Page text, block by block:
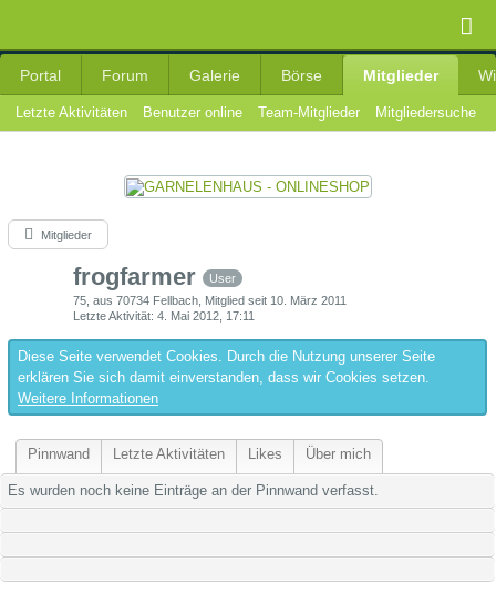
Portal Forum Galerie Börse Mitglieder
Letzte Aktivitäten Benutzer online Team-Mitglieder Mitgliedersuche
Mitglieder
frogfarmer
User
75 aus 70734 Fellbach Mitglied seit 10. März 2011
Letzte Aktivität 4. Mai 2012, 17:11
Diese Seite verwendet Cookies. Durch die Nutzung unserer Seite
erklären Sie sich damit einverstanden, dass wir Cookies setzen.
Weitere Informationen
Pinnwand Letzte Aktivitäten Likes Über mich
Es wurden noch keine Einträge an der Pinnwand verfasst.